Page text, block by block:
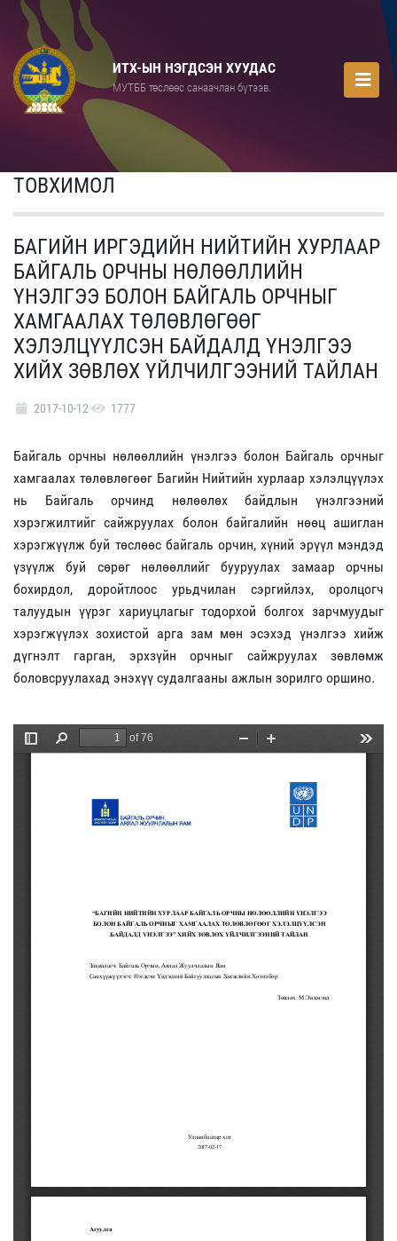
ИТХ-ЫН НЭГДСЭН ХУУДАС
МУТББ төслөөс санаачлан бүтээв.
ТОВХИМОЛ
БАГИЙН ИРГЭДИЙН НИЙТИЙН ХУРЛААР
БАЙГАЛЬ ОРЧНЫ НӨЛӨӨЛЛИЙН
ҮНЭЛГЭЭ БОЛОН БАЙГАЛЬ ОРЧНЫГ
ХАМГААЛАХ ТӨЛӨВЛӨГӨӨГ
ХЭЛЭЛЦҮҮЛСЭН БАЙДАЛД ҮНЭЛГЭЭ
ХИЙХ ЗӨВЛӨХ ҮЙЛЧИЛГЭЭНИЙ ТАЙЛАН
2017-10-12 1777
Байгаль орчны нөлөөллийн үнэлгээ болон Байгаль орчныг
хамгаалах төлөвлөгөөг Багийн Нийтийн хурлаар хэлэлцүүлэх
нь Байгаль орчинд нөлөөлөх байдлын үнэлгээний
хэрэгжилтийг сайжруулах болон байгалийн нөөц ашиглан
хэрэгжүүлж буй төслөөс байгаль орчин, хүний эрүүл мэндэд
үзүүлж буй сөрөг нөлөөллийг бууруулах замаар орчны
бохирдол, доройтлоос урьдчилан сэргийлэх, оролцогч
талуудын үүрэг хариуцлагыг тодорхой болгох зарчмуудыг
хэрэгжүүлэх зохистой арга зам мөн эсэхэд үнэлгээ хийж
дүгнэлт гарган, эрхзүйн орчныг сайжруулах зөвлөмж
боловсруулахад энэхүү судалгааны ажлын зорилго оршино.